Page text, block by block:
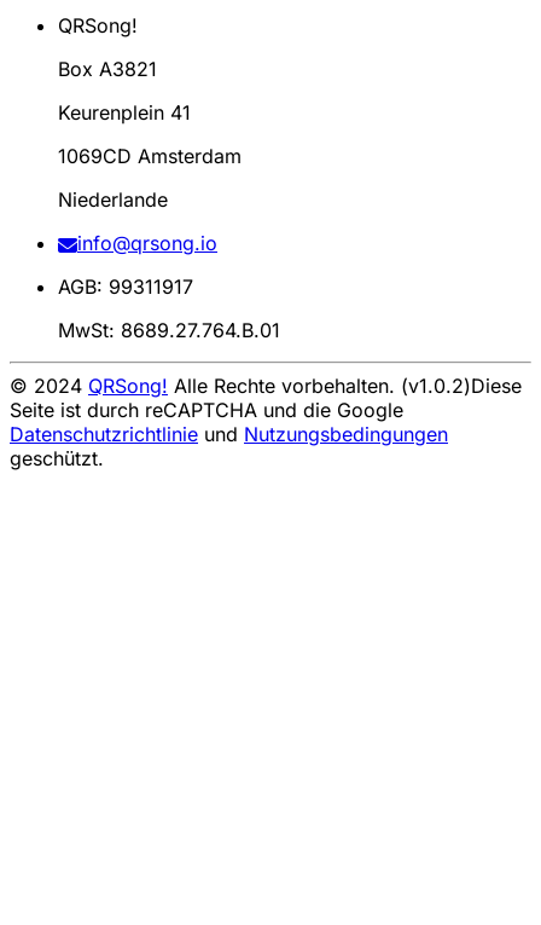
QRSong!
Box A3821
Keurenplein 41
1069CD Amsterdam
Niederlande
info@qrsong.io
AGB: 99311917
MwSt: 8689.27.764.B.01
© 2024 QRSong! Alle Rechte vorbehalten. (v1.0.2)Diese
Seite ist durch reCAPTCHA und die Google
Datenschutzrichtlinie und Nutzungsbedingungen
geschützt.